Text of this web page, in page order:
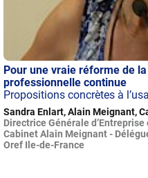
Pour une vraie réforme de
professionnelle continue
Propositions concrètes à
Sandra Enlart, Alain Meignant,
Directrice Générale
Cabinet Alain Meignant -
Oref Ile-de-France